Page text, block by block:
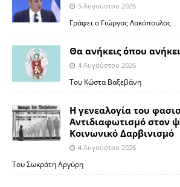
5 Αυγούστου 2026
Γράφει ο Γιώργος Λακόπουλος
Θα ανήκεις όπου
4 Αυγούστου 2026
Του Κώστα Βαξεβάνη
Η γενεαλογία του
Αντιδιαφωτισμό στον
Κοινωνικό Δαρβινισμό
4 Αυγούστου 2026
Του Σωκράτη Αργύρη